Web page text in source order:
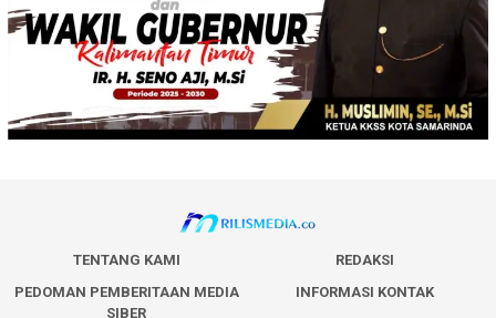
TENTANG KAMI
REDAKSI
PEDOMAN PEMBERITAAN MEDIA
SIBER
INFORMASI KONTAK